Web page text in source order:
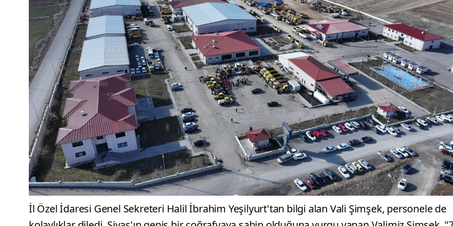
İl Özel İdaresi Genel Sekreteri Halil İbrahim Yeşilyurt'tan bilgi alan Vali Şimşek, personele de